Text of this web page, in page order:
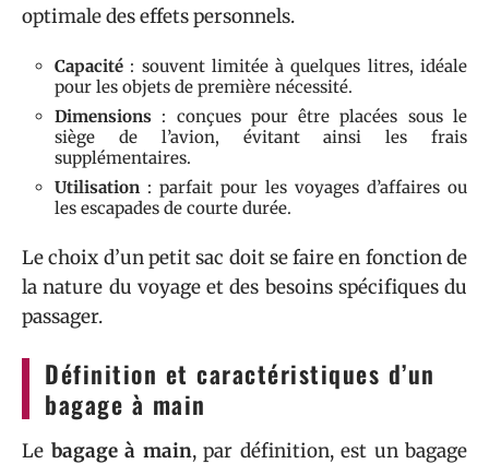
optimale des effets personnels.
Capacité : souvent limitée à quelques litres, idéale
pour les objets de première nécessité.
Dimensions : conçues pour être placées sous le
siège de l’avion, évitant ainsi les frais
supplémentaires.
Utilisation : parfait pour les voyages d’affaires ou
les escapades de courte durée.
Le choix d’un petit sac doit se faire en fonction de
la nature du voyage et des besoins spécifiques du
passager.
Définition et caractéristiques d’un
bagage à main
Le bagage à main, par définition, est un bagage